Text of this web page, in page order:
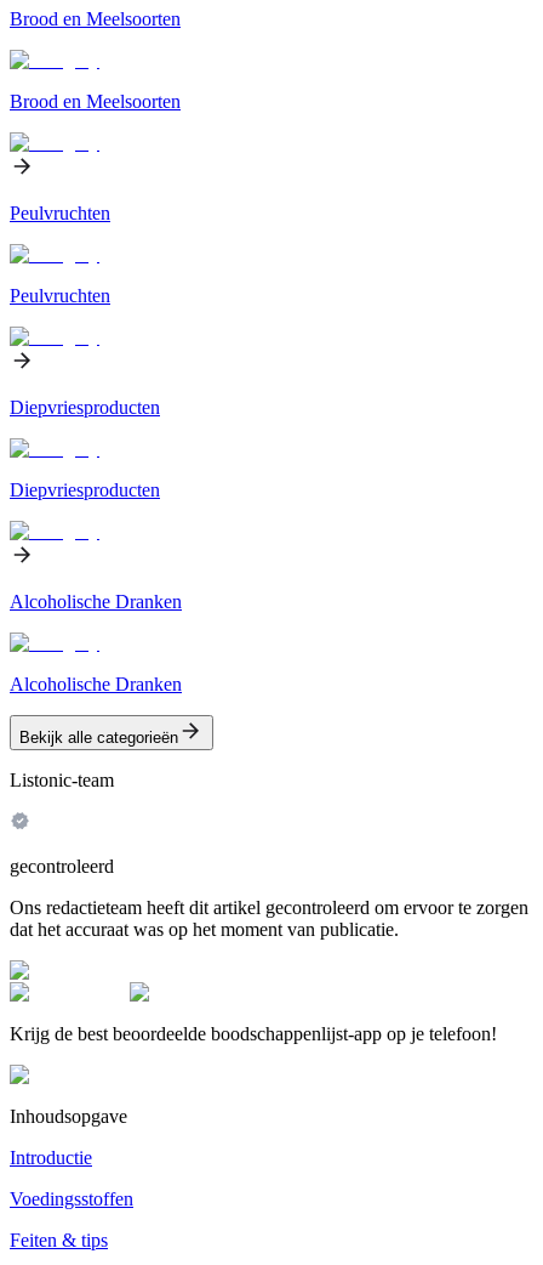
Brood en Meelsoorten
Brood en Meelsoorten
Peulvruchten
Peulvruchten
Diepvriesproducten
Diepvriesproducten
Alcoholische Dranken
Alcoholische Dranken
Bekijk alle categorieën
Listonic-team
gecontroleerd
Ons redactieteam heeft dit artikel gecontroleerd om ervoor te zorgen
dat het accuraat was op het moment van publicatie.
Krijg de best beoordeelde boodschappenlijst-app op je telefoon!
Inhoudsopgave
Introductie
Voedingsstoffen
Feiten & tips